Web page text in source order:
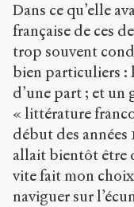
Dans ce qu’elle
française de ces
trop souvent
bien particuliers :
d’une part ; et un
« littérature
début des
allait bientôt être
vite fait mon
naviguer sur